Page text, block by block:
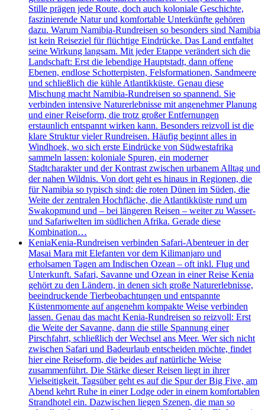
Stille prägen jede Route, doch auch koloniale Geschichte,
faszinierende Natur und komfortable Unterkünfte gehören
dazu. Warum Namibia-Rundreisen so besonders sind Namibia
ist kein Reiseziel für flüchtige Eindrücke. Das Land entfaltet
seine Wirkung langsam. Mit jeder Etappe verändert sich die
Landschaft: Erst die lebendige Hauptstadt, dann offene
Ebenen, endlose Schotterpisten, Felsformationen, Sandmeere
und schließlich die kühle Atlantikküste. Genau diese
Mischung macht Namibia-Rundreisen so spannend. Sie
verbinden intensive Naturerlebnisse mit angenehmer Planung
und einer Reiseform, die trotz großer Entfernungen
erstaunlich entspannt wirken kann. Besonders reizvoll ist die
klare Struktur vieler Rundreisen. Häufig beginnt alles in
Windhoek, wo sich erste Eindrücke von Südwestafrika
sammeln lassen: koloniale Spuren, ein moderner
Stadtcharakter und der Kontrast zwischen urbanem Alltag und
der nahen Wildnis. Von dort geht es hinaus in Regionen, die
für Namibia so typisch sind: die roten Dünen im Süden, die
Weite der zentralen Hochfläche, die Atlantikküste rund um
Swakopmund und – bei längeren Reisen – weiter zu Wasser-
und Safariwelten im südlichen Afrika. Gerade diese
Kombination…
KeniaKenia-Rundreisen verbinden Safari-Abenteuer in der
Masai Mara mit Elefanten vor dem Kilimanjaro und
erholsamen Tagen am Indischen Ozean – oft inkl. Flug und
Unterkunft. Safari, Savanne und Ozean in einer Reise Kenia
gehört zu den Ländern, in denen sich große Naturerlebnisse,
beeindruckende Tierbeobachtungen und entspannte
Küstenmomente auf angenehm kompakte Weise verbinden
lassen. Genau das macht Kenia-Rundreisen so reizvoll: Erst
die Weite der Savanne, dann die stille Spannung einer
Pirschfahrt, schließlich der Wechsel ans Meer. Wer sich nicht
zwischen Safari und Badeurlaub entscheiden möchte, findet
hier eine Reiseform, die beides auf natürliche Weise
zusammenführt. Die Stärke dieser Reisen liegt in ihrer
Vielseitigkeit. Tagsüber geht es auf die Spur der Big Five, am
Abend kehrt Ruhe in einer Lodge oder in einem komfortablen
Strandhotel ein. Dazwischen liegen Szenen, die man so